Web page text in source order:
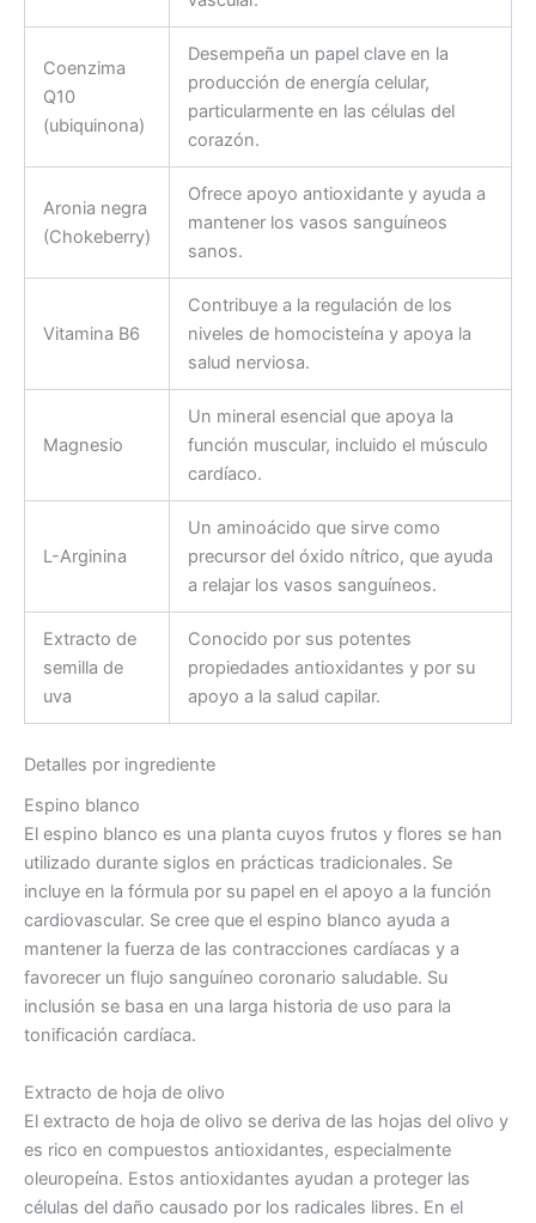
Coenzima
Q10
(ubiquinona)
Desempeña un papel clave en la
producción de energía celular,
particularmente en las células del
corazón.
Aronia negra
(Chokeberry)
Ofrece apoyo antioxidante y ayuda a
mantener los vasos sanguíneos
sanos.
Vitamina B6
Contribuye a la regulación de los
niveles de homocisteína y apoya la
salud nerviosa.
Magnesio
Un mineral esencial que apoya la
función muscular, incluido el músculo
cardíaco.
L-Arginina
Un aminoácido que sirve como
precursor del óxido nítrico, que ayuda
a relajar los vasos sanguíneos.
Extracto de
semilla de
uva
Conocido por sus potentes
propiedades antioxidantes y por su
apoyo a la salud capilar.
Detalles por ingrediente
Espino blanco
El espino blanco es una planta cuyos frutos y flores se han
utilizado durante siglos en prácticas tradicionales. Se
incluye en la fórmula por su papel en el apoyo a la función
cardiovascular. Se cree que el espino blanco ayuda a
mantener la fuerza de las contracciones cardíacas y a
favorecer un flujo sanguíneo coronario saludable. Su
inclusión se basa en una larga historia de uso para la
tonificación cardíaca.
Extracto de hoja de olivo
El extracto de hoja de olivo se deriva de las hojas del olivo y
es rico en compuestos antioxidantes, especialmente
oleuropeína. Estos antioxidantes ayudan a proteger las
células del daño causado por los radicales libres. En el